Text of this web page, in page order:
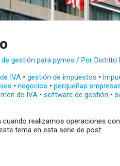
gestión para pymes / PorDistrito
IVA •gestión de impuestos •
•negocios •perqueñas
de IVA •software de gestión •
realizamos operaciones
tema en esta serie de post: